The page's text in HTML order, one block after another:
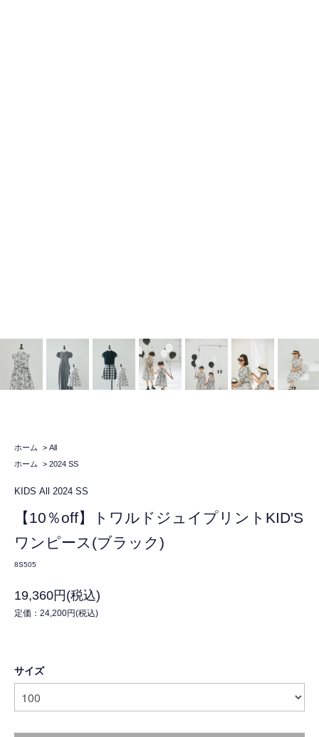
ホーム > All
ホーム
> 2024 SS
KIDS All 2024 SS
【10％off】トワルドジュイプリントKID'S
ワンピース(ブラック)
8S505
19,360円(税込)
定価：24,200円(税込)
サイズ